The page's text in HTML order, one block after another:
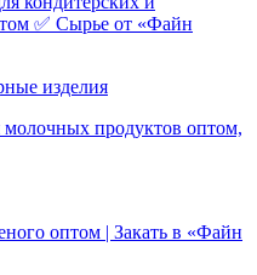
изделия